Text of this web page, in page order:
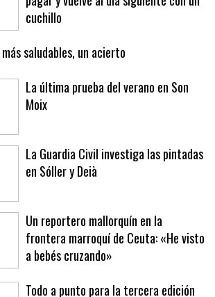
Le expulsan de un bar de Palma por no
pagar y vuelve al día siguiente con un
cuchillo
saludables, un acierto
La última prueba del verano en Son
La Guardia Civil investiga las pintadas
Un reportero mallorquín en la
frontera marroquí de Ceuta: «He visto
a bebés cruzando»